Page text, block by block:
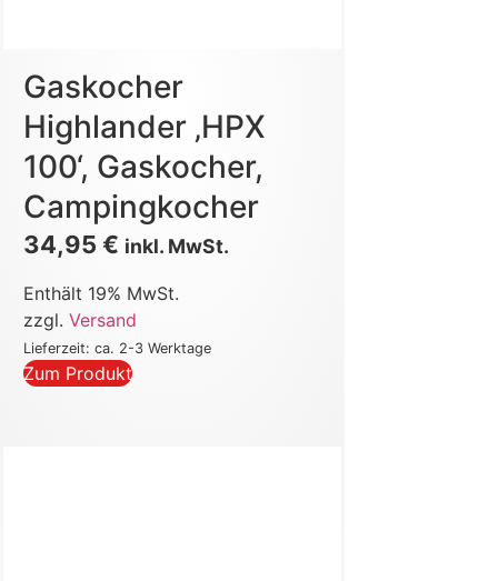
Gaskocher
Highlander ‚HPX
100‘, Gaskocher,
Campingkocher
34,95€ inkl. MwSt.
Enthält 19% MwSt.
zzgl.Versand
Lieferzeit: ca. 2-3 Werktage
Zum Produkt